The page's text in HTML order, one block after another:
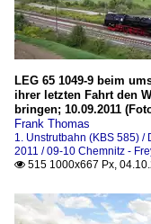
LEG 65 1049-9 beim
ihrer letzten Fahrt den
bringen; 10.09.2011
Frank Thomas
1. Unstrutbahn (KBS 585) /
2011 / 09-10 Chemnitz -
 515 1000x667 Px,